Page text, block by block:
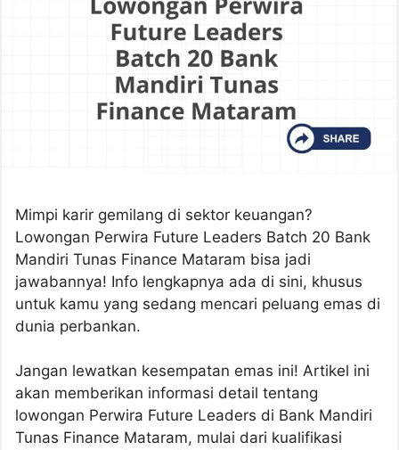
Mimpi karir gemilang di sektor keuangan?
Lowongan Perwira Future Leaders Batch 20 Bank
Mandiri Tunas Finance Mataram bisa jadi
jawabannya! Info lengkapnya ada di sini, khusus
untuk kamu yang sedang mencari peluang emas di
dunia perbankan.
Jangan lewatkan kesempatan emas ini! Artikel ini
akan memberikan informasi detail tentang
lowongan Perwira Future Leaders di Bank Mandiri
Tunas Finance Mataram, mulai dari kualifikasi